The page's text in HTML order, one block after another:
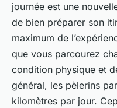
journée est une
de bien préparer son
maximum de
que vous parcourez
condition physique et
général, les pèlerins
kilomètres par jour.